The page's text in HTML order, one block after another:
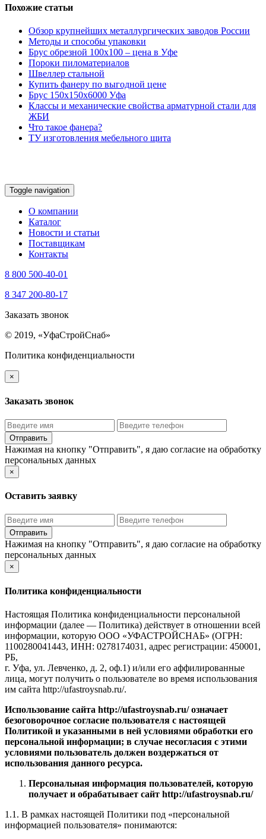
Похожие статьи
Обзор крупнейших металлургических заводов России
Методы и способы упаковки
Брус обрезной 100х100 – цена в Уфе
Пороки пиломатериалов
Швеллер стальной
Купить фанеру по выгодной цене
Брус 150х150х6000 Уфа
Классы и механические свойства арматурной стали для
ЖБИ
Что такое фанера?
ТУ изготовления мебельного щита
Toggle navigation
О компании
Каталог
Новости и статьи
Поставщикам
Контакты
8 800 500-40-01
8 347 200-80-17
Заказать звонок
© 2019, «УфаСтройСнаб»
Политика конфиденциальности
×
Заказать звонок
Нажимая на кнопку "Отправить", я даю согласие на обработку
персональных данных
×
Оставить заявку
Нажимая на кнопку "Отправить", я даю согласие на обработку
персональных данных
×
Политика конфиденциальности
Настоящая Политика конфиденциальности персональной
информации (далее — Политика) действует в отношении всей
информации, которую ООО «УФАСТРОЙСНАБ» (ОГРН:
1100280041443, ИНН: 0278174031, адрес регистрации: 450001,
РБ,
г. Уфа, ул. Левченко, д. 2, оф.1) и/или его аффилированные
лица, могут получить о пользователе во время использования
им сайта http://ufastroysnab.ru/.
Использование сайта http://ufastroysnab.ru/ означает
безоговорочное согласие пользователя с настоящей
Политикой и указанными в ней условиями обработки его
персональной информации; в случае несогласия с этими
условиями пользователь должен воздержаться от
использования данного ресурса.
Персональная информация пользователей, которую
получает и обрабатывает сайт http://ufastroysnab.ru/
1.1. В рамках настоящей Политики под «персональной
информацией пользователя» понимаются: